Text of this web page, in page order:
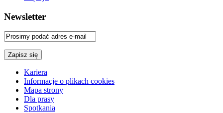
Newsletter
Kariera
Informacje o plikach cookies
Mapa strony
Dla prasy
Spotkania